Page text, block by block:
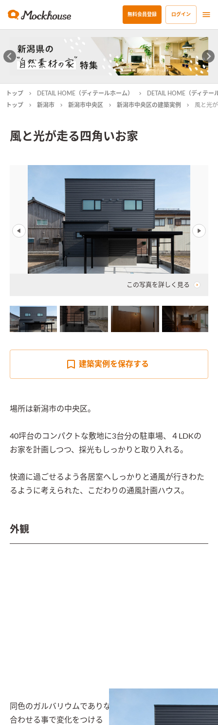
無料会員登録 ログイン
トップ DETAIL HOME（ディテールホーム）
DETAIL HOME（ディテ
トップ
新潟市 新潟市中央区 新潟市中央区の建築実例 風と光
風と光が走る四角いお家
この写真を詳しく見る
建築実例を保存する
場所は新潟市の中央区。
40坪台のコンパクトな敷地に3台分の駐車場、４LDKの
お家を計画しつつ、採光もしっかりと取り入れる。
快適に過ごせるよう各居室へしっかりと通風が行きわた
るように考えられた、こだわりの通風計画ハウス。
外観
同色のガルバリウムでありながら、2種類の形状を組み
合わせる事で変化をつける